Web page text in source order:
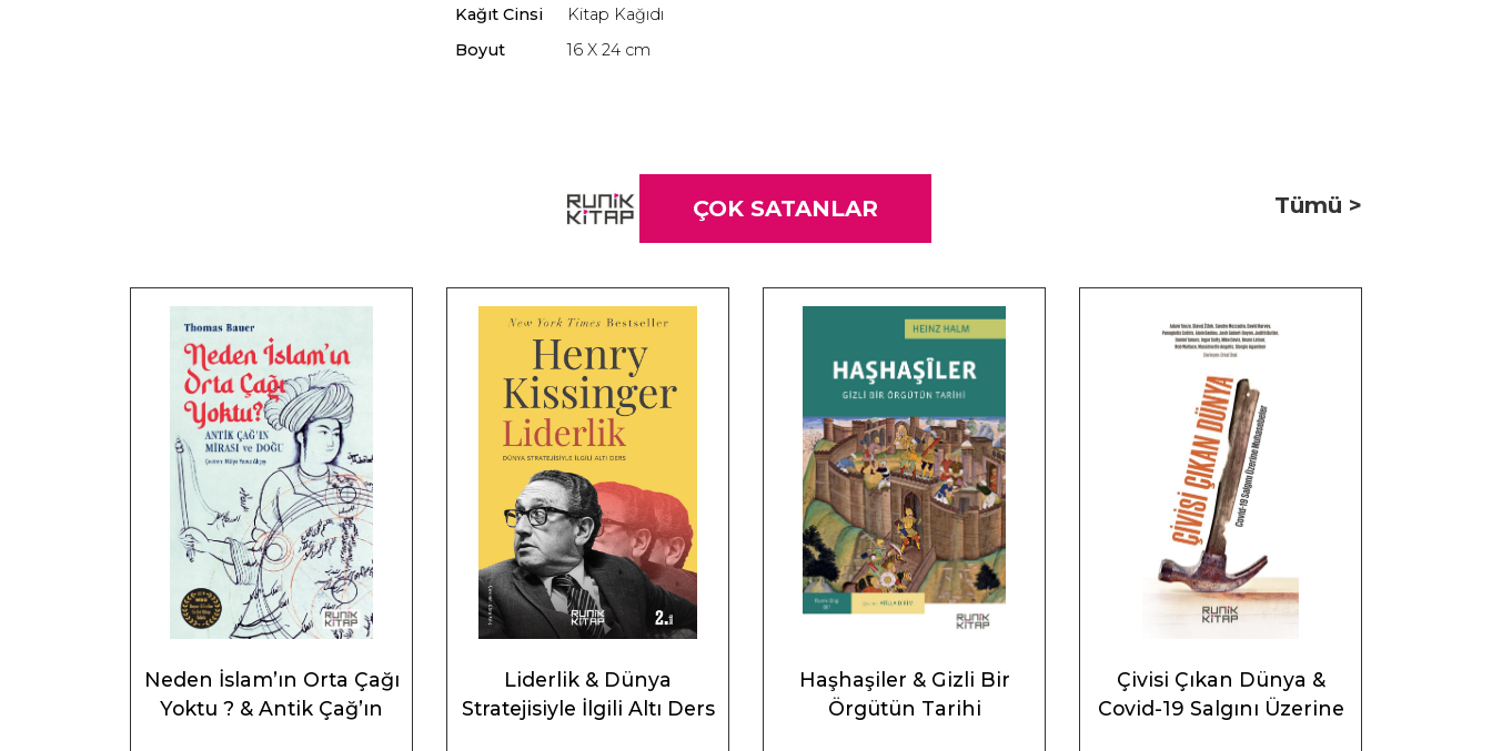
Kağıt Cinsi
Kitap Kağıdı
Boyut
16 X 24 cm
ÇOK SATANLAR Tümü >
Neden İslam’ın Orta Çağı
Yoktu ? & Antik Çağ’ın
Liderlik & Dünya
Stratejisiyle İlgili Altı Ders
Haşhaşiler & Gizli Bir
Örgütün Tarihi
Çivisi Çıkan Dünya &
Covid-19 Salgını Üzerine